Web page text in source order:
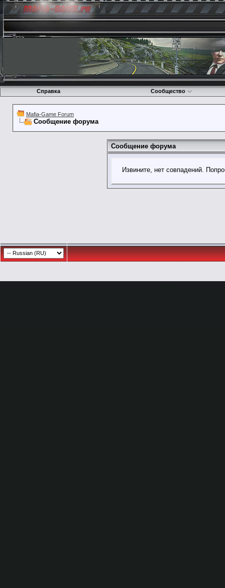
Справка Сообщество
Mafia-Game Forum
Сообщение форума
Сообщение форума
Извините, нет совпадений.